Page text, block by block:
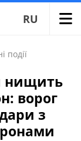
RU
події
нищить
ворог
з